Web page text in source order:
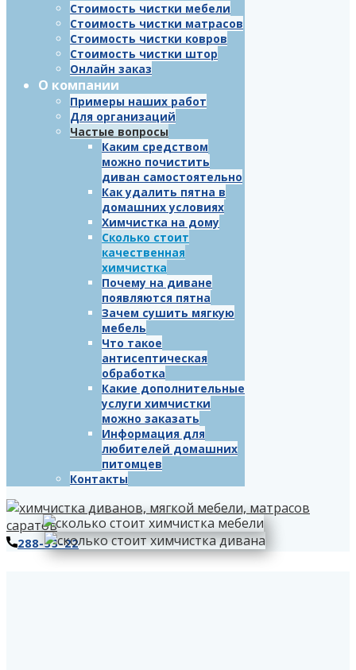
Стоимость чистки мебели
Стоимость чистки матрасов
Стоимость чистки ковров
Стоимость чистки штор
Онлайн заказ
О компании
Примеры наших работ
Для организаций
Частые вопросы
Каким средством
можно почистить
диван самостоятельно
Как удалить пятна в
домашних условиях
Химчистка на дому
Сколько стоит
качественная
химчистка
Почему на диване
появляются пятна
Зачем сушить мягкую
мебель
Что такое
антисептическая
обработка
Какие дополнительные
услуги химчистки
можно заказать
Информация для
любителей домашних
питомцев
Контакты
288-53-22